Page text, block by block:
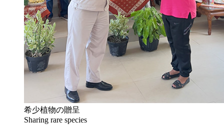
希少植物の贈呈
Sharing rare species